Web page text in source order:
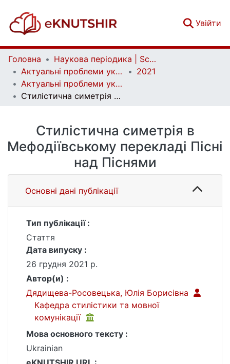
Увійти
Головна
Наукова періодика | Scientific periodicals
Актуальні проблеми української лінгвістики: теорія і практика | Current issues of Ukrainian linguistics: theory and practice
2021
Актуальні проблеми української лінгвістики: теорія і практика. Вип. 43
Стилістична симетрія в Мефодіївському перекладі Пісні над Піснями
Стилістична симетрія в
Мефодіївському перекладі Пісні
над Піснями
Основні дані публікації
Тип публікації :
Стаття
Дата випуску :
26 грудня 2021 р.
Автор(и) :
Дядищева-Росовецька, Юлія Борисівна
Кафедра стилістики та мовної
комунікації
Мова основного тексту :
Ukrainian